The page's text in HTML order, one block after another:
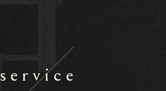
service